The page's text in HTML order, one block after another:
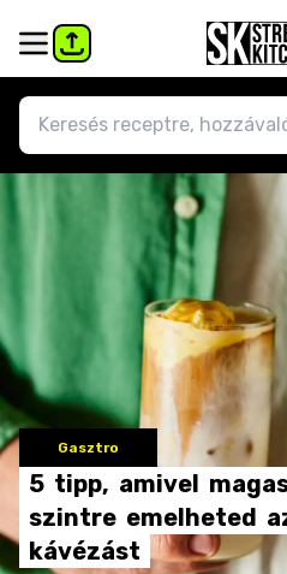
Gasztro
5 tipp, amivel
szintre emelheted
kávézást